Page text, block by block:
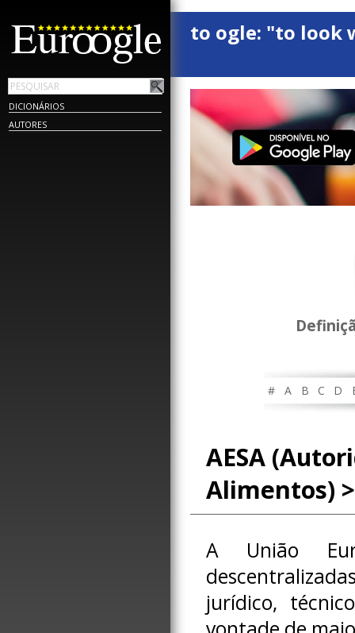
DICIONÁRIOS
AUTORES
to ogle: "to look
# A B C D
AESA
Alimentos)
A União
jurídico,